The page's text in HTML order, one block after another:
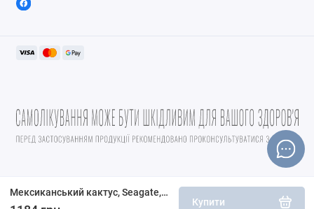
Мексиканський кактус, Seagate, 180 рослинних капсул
Купити
всього вуглеводів
білка 0 г
Вітамін А 8%
кальцій 4%